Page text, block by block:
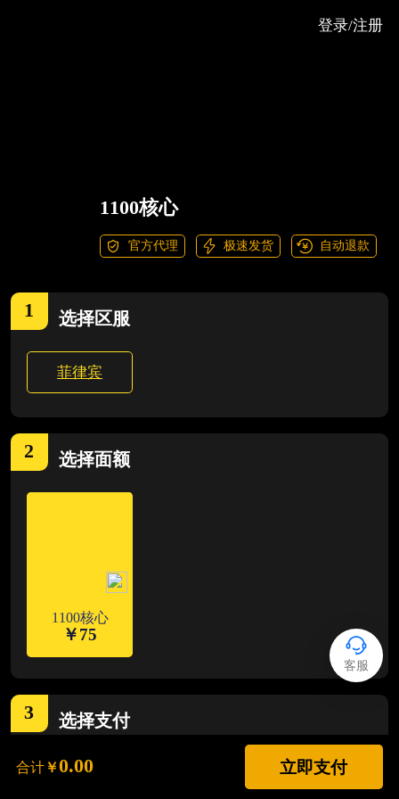
客服
登录/注册
1100核心
官方代理 极速发货 自动退款
1 选择区服
菲律宾
2 选择面额
1100核心
￥75
3 选择支付
合计￥0.00 立即支付